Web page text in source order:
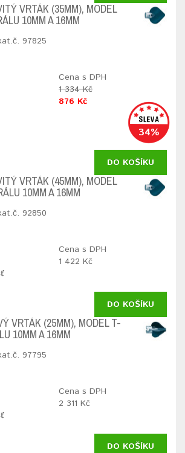
VRTÁK (35MM), MODEL
10MM A 16MM
97825
Cena s DPH
1 334 Kč
876 Kč
34%
DO KOŠÍKU
VRTÁK (45MM), MODEL
10MM A 16MM
92850
Cena s DPH
1 422 Kč
DO KOŠÍKU
VRTÁK (25MM), MODEL T-
10MM A 16MM
97795
Cena s DPH
2 311 Kč
DO KOŠÍKU